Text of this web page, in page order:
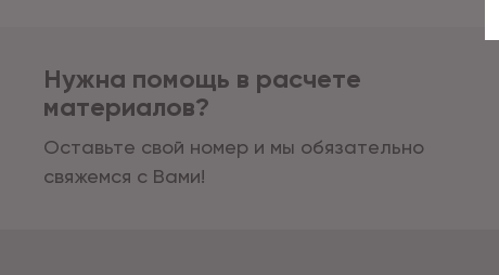
Нужна помощь в расчете
материалов?
Оставьте свой номер и мы обязательно
свяжемся с Вами!